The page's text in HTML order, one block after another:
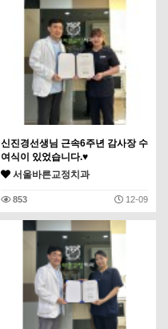
신진경선생님 근속6주년 감사장 수
여식이 있었습니다.♥
서울바른교정치과
853 12-09